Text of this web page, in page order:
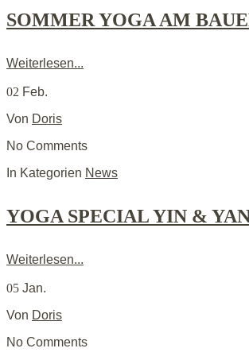
SOMMER YOGA AM
Weiterlesen...
02 Feb.
Von Doris
No Comments
In Kategorien News
YOGA SPECIAL YIN &
Weiterlesen...
05 Jan.
Von Doris
No Comments